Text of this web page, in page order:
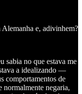
e, adivinhem?
sabia no que estava me
a idealizando —
comportamentos de
negaria,